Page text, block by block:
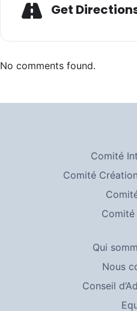
Get
No comments found.
Comité
Comité
Qui
Nous
Conseil